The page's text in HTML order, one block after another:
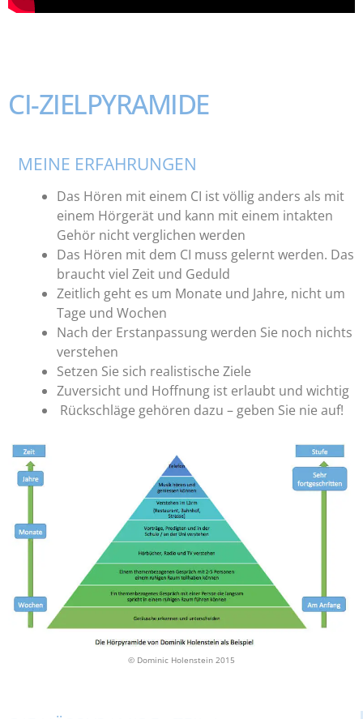
CI-ZIELPYRAMIDE
MEINE ERFAHRUNGEN
Das Hören mit einem CI ist völlig anders als mit
einem Hörgerät und kann mit einem intakten
Gehör nicht verglichen werden
Das Hören mit dem CI muss gelernt werden. Das
braucht viel Zeit und Geduld
Zeitlich geht es um Monate und Jahre, nicht um
Tage und Wochen
Nach der Erstanpassung werden Sie noch nichts
verstehen
Setzen Sie sich realistische Ziele
Zuversicht und Hoffnung ist erlaubt und wichtig
Rückschläge gehören dazu – geben Sie nie auf!
© Dominic Holenstein 2015